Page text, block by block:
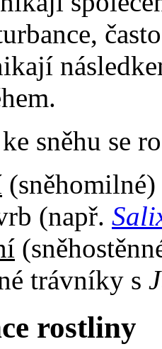
sněhu se
(např.
trávníky s
rostliny